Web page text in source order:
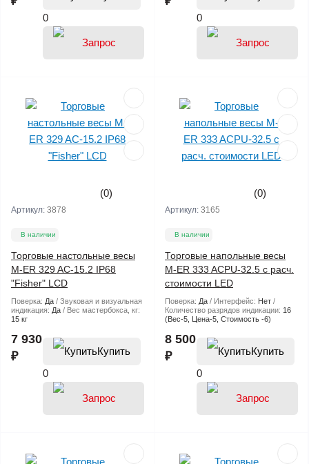
0
0
(0)
Артикул: 3878
В наличии
Торговые настольные весы
M-ER 329 AC-15.2 IP68
"Fisher" LСD
Поверка: Да
Звуковая и визуальная
индикация: Да
Вес мастербокса, кг:
15 кг
7 930
₽
Купить
0
(0)
Артикул: 3165
В наличии
Торговые напольные весы
M-ER 333 ACPU-32.5 с расч.
стоимости LED
Поверка: Да Интерфейс: Нет
Количество разрядов индикации: 16
(Вес-5, Цена-5, Стоимость -6)
8 500
₽
Купить
0